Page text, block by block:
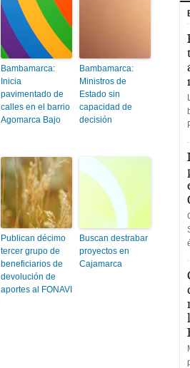
Bambamarca:
Inicia
pavimentado de
calles en el barrio
Agomarca Bajo
Bambamarca:
Ministros de
Estado sin
capacidad de
decisión
Publican décimo
tercer grupo de
beneficiarios de
devolución de
aportes al FONAVI
Buscan destrabar
proyectos en
Cajamarca